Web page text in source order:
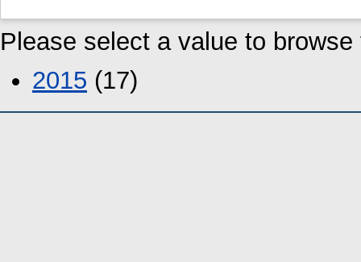
Please select a value to
2015 (17)